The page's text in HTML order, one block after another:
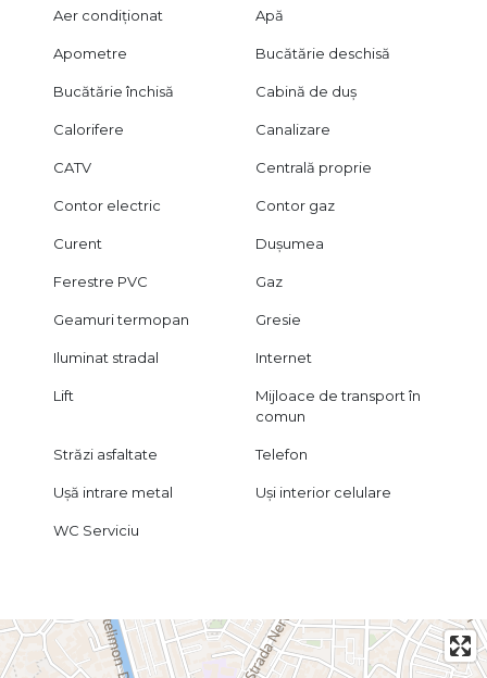
Aer condiționat Apă
Apometre Bucătărie deschisă
Bucătărie închisă Cabină de duș
Calorifere Canalizare
CATV Centrală proprie
Contor electric Contor gaz
Curent Dușumea
Ferestre PVC Gaz
Geamuri termopan Gresie
Iluminat stradal Internet
Lift
Mijloace de transport în
comun
Străzi asfaltate Telefon
Ușă intrare metal Uși interior celulare
WC Serviciu